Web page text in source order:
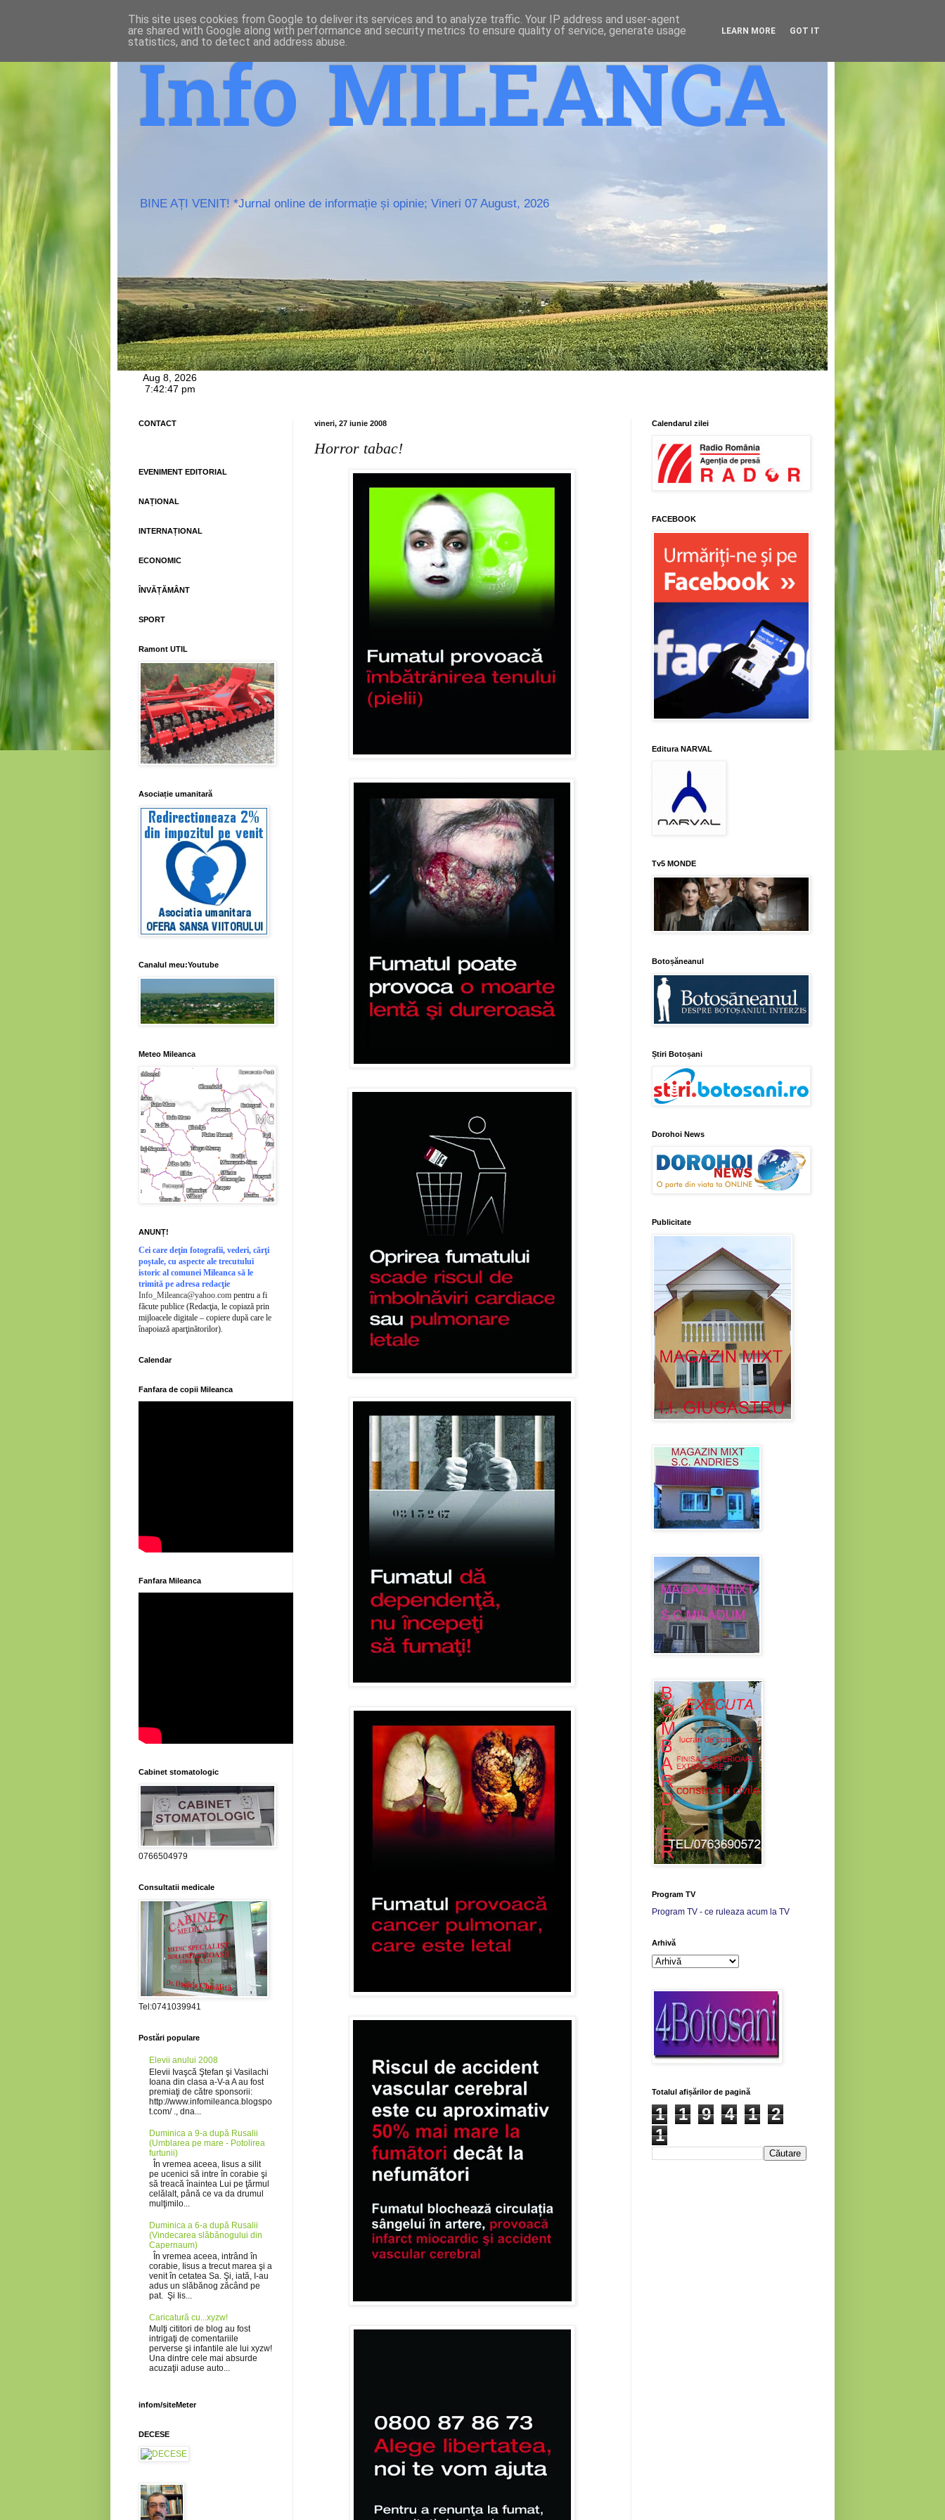
Info MILEANCA
BINE AȚI VENIT! *Jurnal online de informație și opinie; Vineri 07 August, 2026
vineri, 27 iunie 2008
Horror tabac!
CONTACT
EVENIMENT EDITORIAL
NAȚIONAL
INTERNAȚIONAL
ECONOMIC
ÎNVĂȚĂMÂNT
SPORT
Ramont UTIL
Asociație umanitară
Canalul meu:Youtube
Meteo Mileanca
ANUNȚ!
Cei care deţin fotografii, vederi, cărţi
poştale, cu aspecte ale trecutului
istoric al comunei Mileanca să le
trimită pe adresa redacţie
Info_Mileanca@yahoo.com pentru a fi
făcute publice (Redacţia, le copiază prin
mijloacele digitale – copiere după care le
înapoiază aparţinătorilor).
Calendar
Fanfara de copii Mileanca
Fanfara Mileanca
Cabinet stomatologic
0766504979
Consultatii medicale
Tel:0741039941
Postări populare
Elevii anului 2008
Elevii Ivaşcă Ştefan şi Vasilachi
Ioana din clasa a-V-a A au fost
premiaţi de către sponsorii:
http://www.infomileanca.blogspo
t.com/ ., dna...
Duminica a 9-a după Rusalii
(Umblarea pe mare - Potolirea
furtunii)
În vremea aceea, Iisus a silit
pe ucenici să intre în corabie şi
să treacă înaintea Lui pe ţărmul
celălalt, până ce va da drumul
mulţimilo...
Duminica a 6-a după Rusalii
(Vindecarea slăbănogului din
Capernaum)
În vremea aceea, intrând în
corabie, Iisus a trecut marea şi a
venit în cetatea Sa. Şi, iată, I-au
adus un slăbănog zăcând pe
pat. Şi Iis...
Caricatură cu...xyzw!
Mulţi cititori de blog au fost
intrigaţi de comentariile
perverse şi infantile ale lui xyzw!
Una dintre cele mai absurde
acuzaţii aduse auto...
infom/siteMeter
DECESE
Calendarul zilei
FACEBOOK
Editura NARVAL
Tv5 MONDE
Botoșăneanul
Știri Botoșani
Dorohoi News
Publicitate
Program TV
Program TV - ce ruleaza acum la TV
Arhivă
Totalul afișărilor de pagină
1 1 9 4 1
2
1
This site uses cookies from Google to deliver its services and to analyze traffic. Your IP address and user-agent
are shared with Google along with performance and security metrics to ensure quality of service, generate usage
statistics, and to detect and address abuse.
LEARN MORE GOT IT